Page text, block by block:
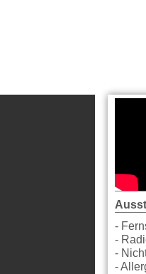
-
-
-
-